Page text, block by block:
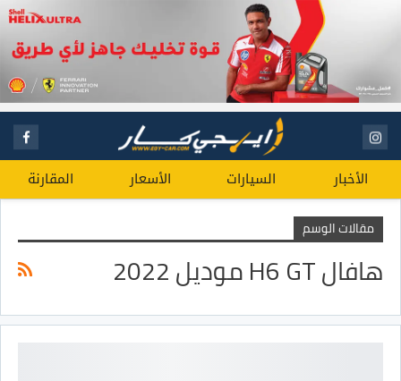
الأخبار السيارات الأسعار المقارنة
مقالات الوسم
هافال H6 GT موديل 2022